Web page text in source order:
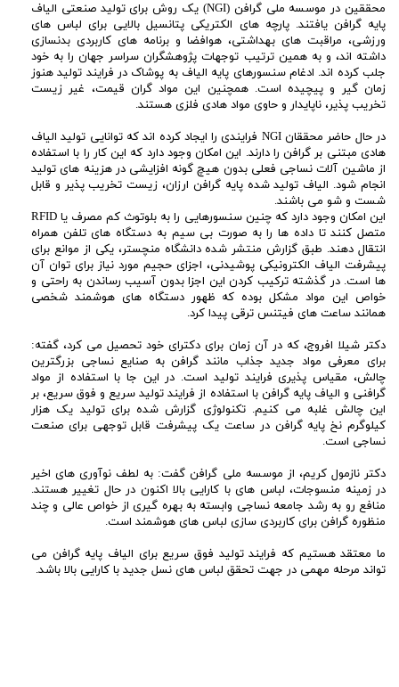
محققین در موسسه ملی گرافن (NGI) یک روش برای تولید صنعتی الیاف
پایه گرافن یافتند. پارچه های الکتریکی پتانسیل بالایی برای لباس های
ورزشی، مراقبت های بهداشتی، هوافضا و برنامه های کاربردی بدنسازی
داشته اند، و به همین ترتیب توجهات پژوهشگران سراسر جهان را به خود
جلب کرده اند. ادغام سنسورهای پایه الیاف به پوشاک در فرایند تولید هنوز
زمان گیر و پیچیده است. همچنین این مواد گران قیمت، غیر زیست
تخریب پذیر، ناپایدار و حاوی مواد هادی فلزی هستند.
در حال حاضر محققان NGI فرایندی را ایجاد کرده اند که توانایی تولید الیاف
هادی مبتنی بر گرافن را دارند. این امکان وجود دارد که این کار را با استفاده
از ماشین آلات نساجی فعلی بدون هیچ گونه افزایشی در هزینه های تولید
انجام شود. الیاف تولید شده پایه گرافن ارزان، زیست تخریب پذیر و قابل
شست و شو می باشند.
این امکان وجود دارد که چنین سنسورهایی را به بلوتوث کم مصرف یا RFID
متصل کنند تا داده ها را به صورت بی سیم به دستگاه های تلفن همراه
انتقال دهند. طبق گزارش منتشر شده دانشگاه منچستر، یکی از موانع برای
پیشرفت الیاف الکترونیکی پوشیدنی، اجزای حجیم مورد نیاز برای توان آن
ها است. در گذشته ترکیب کردن این اجزا بدون آسیب رساندن به راحتی و
خواص این مواد مشکل بوده که ظهور دستگاه های هوشمند شخصی
همانند ساعت های فیتنس ترقی پیدا کرد.
دکتر شیلا افروج، که در آن زمان برای دکترای خود تحصیل می کرد، گفته:
برای معرفی مواد جدید جذاب مانند گرافن به صنایع نساجی بزرگترین
چالش، مقیاس پذیری فرایند تولید است. در این جا با استفاده از مواد
گرافنی و الیاف پایه گرافن با استفاده از فرایند تولید سریع و فوق سریع، بر
این چالش غلبه می کنیم. تکنولوژی گزارش شده برای تولید یک هزار
کیلوگرم نخ پایه گرافن در ساعت یک پیشرفت قابل توجهی برای صنعت
نساجی است.
دکتر نازمول کریم، از موسسه ملی گرافن گفت: به لطف نوآوری های اخیر
در زمینه منسوجات، لباس های با کارایی بالا اکنون در حال تغییر هستند.
منافع رو به رشد جامعه نساجی وابسته به بهره گیری از خواص عالی و چند
منظوره گرافن برای کاربردی سازی لباس های هوشمند است.
ما معتقد هستیم که فرایند تولید فوق سریع برای الیاف پایه گرافن می
تواند مرحله مهمی در جهت تحقق لباس های نسل جدید با کارایی بالا باشد.